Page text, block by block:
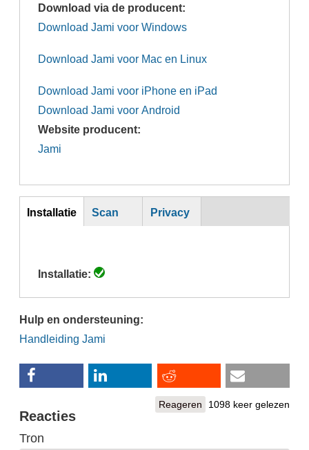
Download via de producent:
Download Jami voor Windows
Download Jami voor Mac en Linux
Download Jami voor iPhone en iPad
Download Jami voor Android
Website producent:
Jami
inst
Installatie
Scan Privacy
Installatie:
Hulp en ondersteuning:
Handleiding Jami
Reageren 1098 keer gelezen
Reacties
Tron